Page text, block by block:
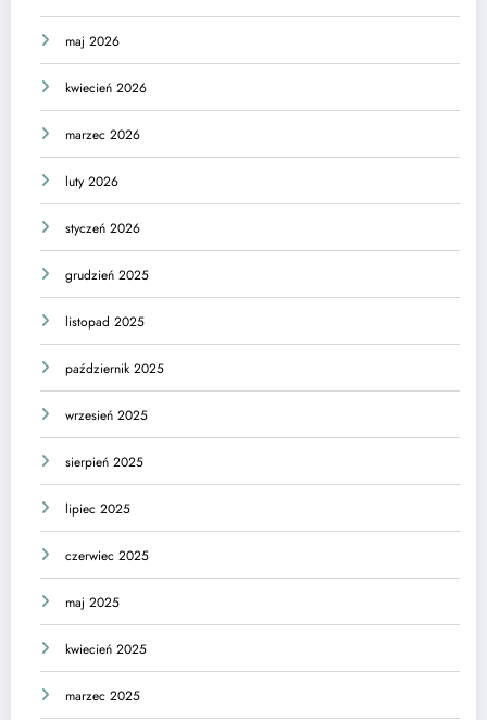
maj 2026
kwiecień 2026
marzec 2026
luty 2026
styczeń 2026
grudzień 2025
listopad 2025
październik 2025
wrzesień 2025
sierpień 2025
lipiec 2025
czerwiec 2025
maj 2025
kwiecień 2025
marzec 2025